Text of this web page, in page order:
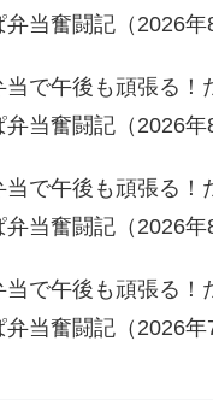
当奮闘記（2026年
当で午後も頑張る！
当奮闘記（2026年
当で午後も頑張る！
当奮闘記（2026年
当で午後も頑張る！
当奮闘記（2026年